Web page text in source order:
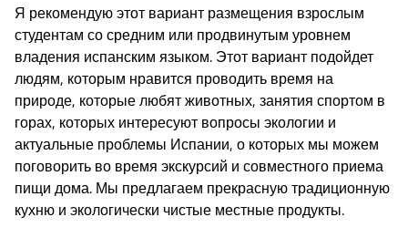
Я рекомендую этот вариант размещения взрослым
студентам со средним или продвинутым уровнем
владения испанским языком. Этот вариант подойдет
людям, которым нравится проводить время на
природе, которые любят животных, занятия спортом в
горах, которых интересуют вопросы экологии и
актуальные проблемы Испании, о которых мы можем
поговорить во время экскурсий и совместного приема
пищи дома. Мы предлагаем прекрасную традиционную
кухню и экологически чистые местные продукты.